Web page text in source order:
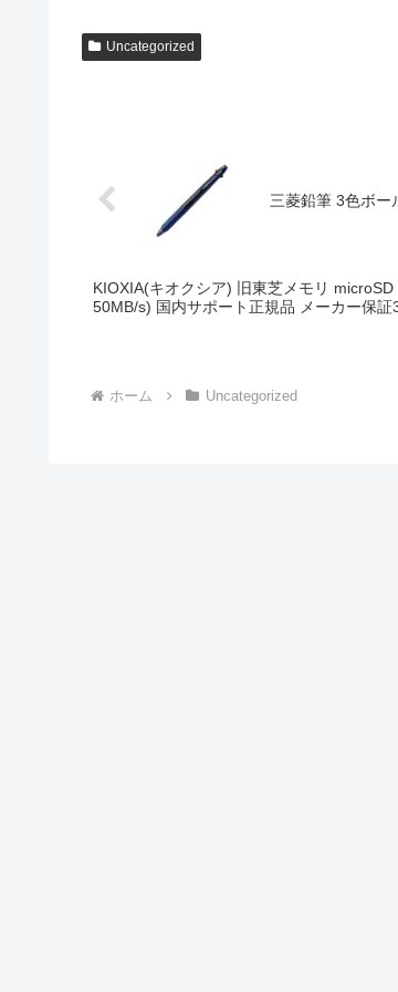
Uncategorized
三菱鉛筆 3色ボー
KIOXIA(キオクシア) 旧東芝メモリ
50MB/s) 国内サポート正規品 メーカー保
ホーム Uncategorized